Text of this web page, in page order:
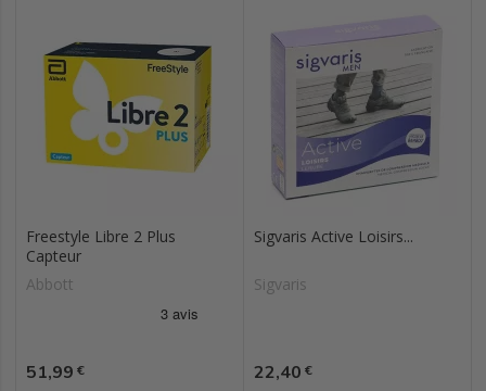
Freestyle Libre 2 Plus
Capteur
Abbott
Prix
51,99 €
Sigvaris Active Loisirs...
Sigvaris
Prix
22,40 €